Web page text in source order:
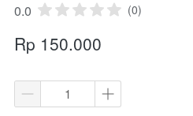
0.0 (0)
Rp 150.000